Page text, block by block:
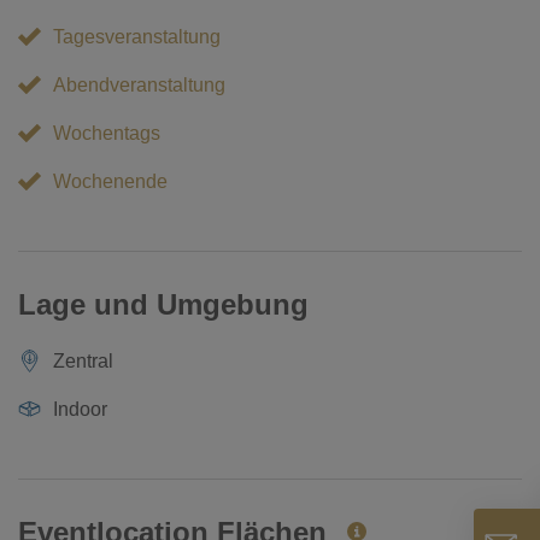
Tagesveranstaltung
Abendveranstaltung
Wochentags
Wochenende
Lage und Umgebung
Zentral
Indoor
Eventlocation Flächen